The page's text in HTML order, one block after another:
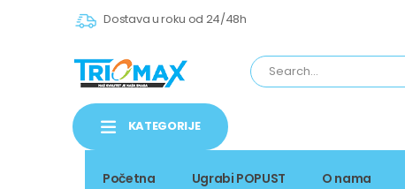
Dostava u roku od 24/48h
KATEGORIJE
Početna Ugrabi POPUST O nama